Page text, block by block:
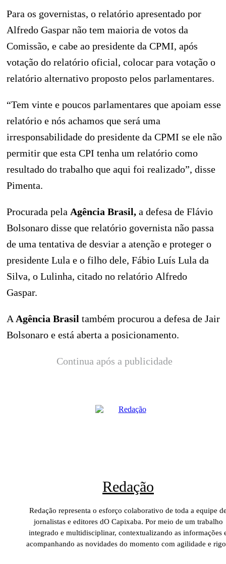
Para os governistas, o relatório apresentado por
Alfredo Gaspar não tem maioria de votos da
Comissão, e cabe ao presidente da CPMI, após
votação do relatório oficial, colocar para votação o
relatório alternativo proposto pelos parlamentares.
“Tem vinte e poucos parlamentares que apoiam esse
relatório e nós achamos que será uma
irresponsabilidade do presidente da CPMI se ele não
permitir que esta CPI tenha um relatório como
resultado do trabalho que aqui foi realizado”, disse
Pimenta.
Procurada pela Agência Brasil, a defesa de Flávio
Bolsonaro disse que relatório governista não passa
de uma tentativa de desviar a atenção e proteger o
presidente Lula e o filho dele, Fábio Luís Lula da
Silva, o Lulinha, citado no relatório Alfredo
Gaspar.
A Agência Brasil também procurou a defesa de Jair
Bolsonaro e está aberta a posicionamento.
Continua após a publicidade
Redação
Redação representa o esforço colaborativo de toda a equipe
jornalistas e editores dO Capixaba. Por meio de um trabalho
integrado e multidisciplinar, contextualizando as informações
acompanhando as novidades do momento com agilidade e